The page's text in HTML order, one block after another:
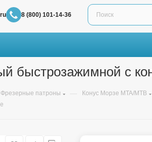
8 (800) 101-14-36
быстрозажимной с
Фрезерные патроны — Конус Морзе MTA/MTB